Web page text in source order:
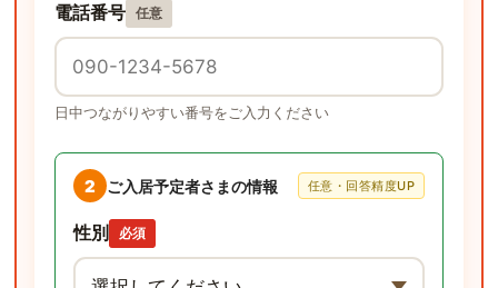
電話番号 任意
日中つながりやすい番号をご入力ください
2 ご入居予定者さまの情報 任意・回答精度UP
性別 必須